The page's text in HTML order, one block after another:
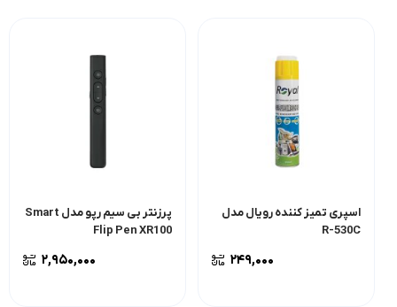
اسپری تمیز کننده رویال مدل
R-530C
۲۴۹,۰۰۰
پرزنتر بى سيم رپو مدل Smart
Flip Pen XR100
۲,۹۵۰,۰۰۰